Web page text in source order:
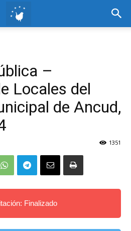
–
Locales del
de Ancud,
1351
Finalizado